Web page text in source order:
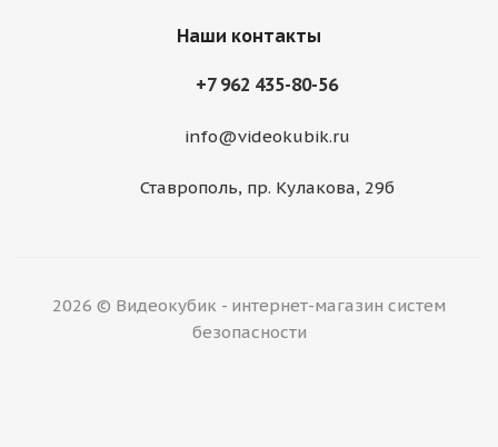
Наши контакты
+7 962 435-80-56
info@videokubik.ru
Ставрополь, ​пр. Кулакова, 29б
2026 © Видеокубик - интернет-магазин систем
безопасности